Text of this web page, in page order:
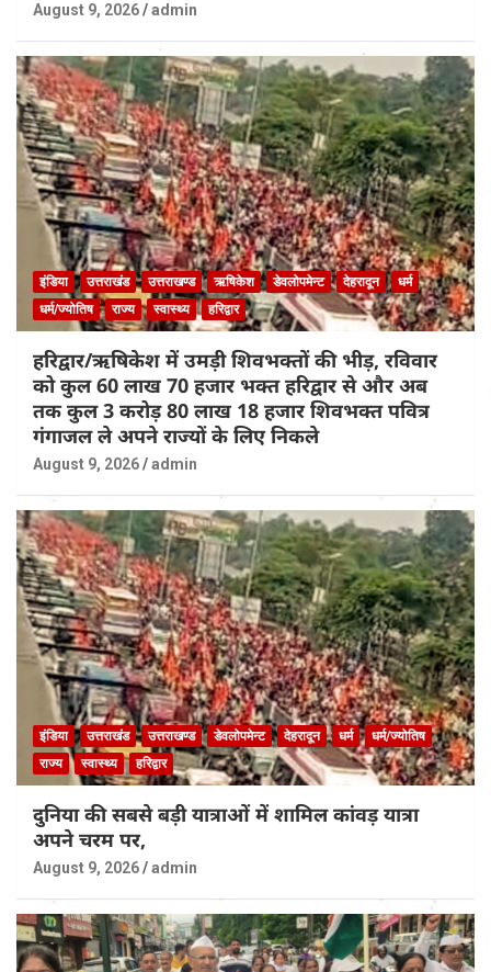
August 9, 2026 admin
इंडिया उत्तराखंड उत्तराखण्ड ऋषिकेश डेवलोपमेन्ट देहरादून
धर्म
धर्म/ज्योतिष
राज्य स्वास्थ्य हरिद्वार
हरिद्वार/ऋषिकेश में उमड़ी शिवभक्तों की भीड़, रविवार
को कुल 60 लाख 70 हजार भक्त हरिद्वार से और अब
तक कुल 3 करोड़ 80 लाख 18 हजार शिवभक्त पवित्र
गंगाजल ले अपने राज्यों के लिए निकले
August 9, 2026 admin
इंडिया उत्तराखंड उत्तराखण्ड डेवलोपमेन्ट देहरादून धर्म
धर्म/ज्योतिष
राज्य
स्वास्थ्य हरिद्वार
दुनिया की सबसे बड़ी यात्राओं में शामिल कांवड़ यात्रा
अपने चरम पर,
August 9, 2026 admin